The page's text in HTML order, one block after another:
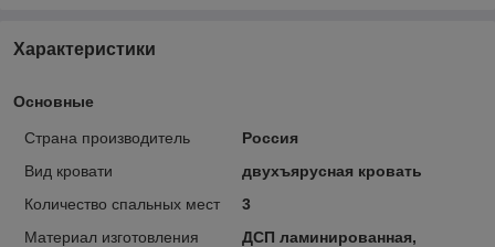
Характеристики
Основные
Страна производитель
Россия
Вид кровати
двухъярусная кровать
Количество спальных мест
3
Материал изготовления
ДСП ламинированная,